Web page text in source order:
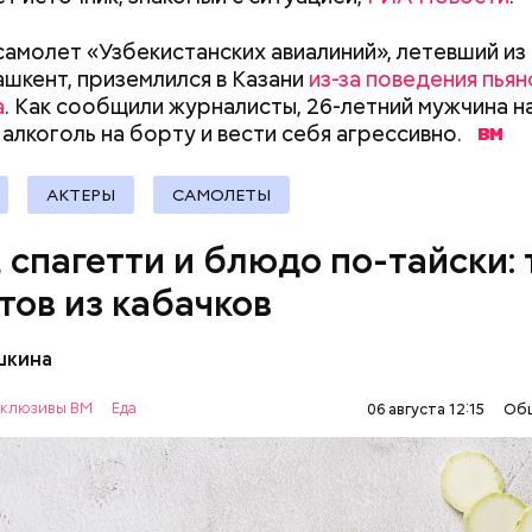
«Узбекистанских авиалиний», летевший
приземлился в Казани из-за поведения
. Как сообщили журналисты, 26-летний мужчина
на борту и вести себя агрессивно.
АКТЕРЫ САМОЛЕТЫ
спагетти и блюдо по-тайски:
из кабачков
ВМ Еда 06 августа 12:15
ОВОЩИ РЕЦЕПТЫ